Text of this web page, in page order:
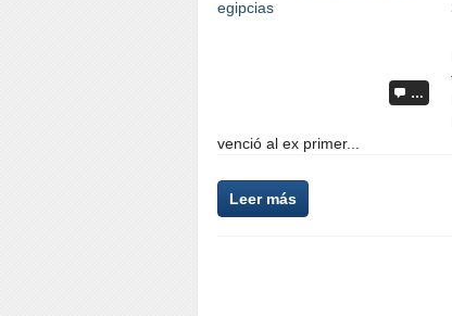
…
venció al ex primer...
Leer más